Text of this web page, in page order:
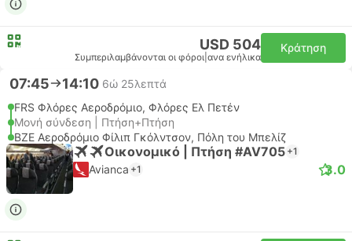
USD 504
Συμπεριλαμβάνονται οι φόροι ανα ενήλικα
Κράτηση
07:45 14:10 6ώ 25λεπτά
FRS Φλόρες Αεροδρόμιο, Φλόρες Ελ Πετέν
Μονή σύνδεση | Πτήση+Πτήση
BZE Αεροδρόμιο Φίλιπ Γκόλντσον, Πόλη του Μπελίζ
Οικονομικό | Πτήση #AV705 +1
Avianca +1 3.0